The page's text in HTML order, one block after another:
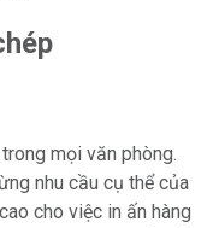
mọi văn phòng.
nhu cầu cụ thể của
cho việc in ấn hàng